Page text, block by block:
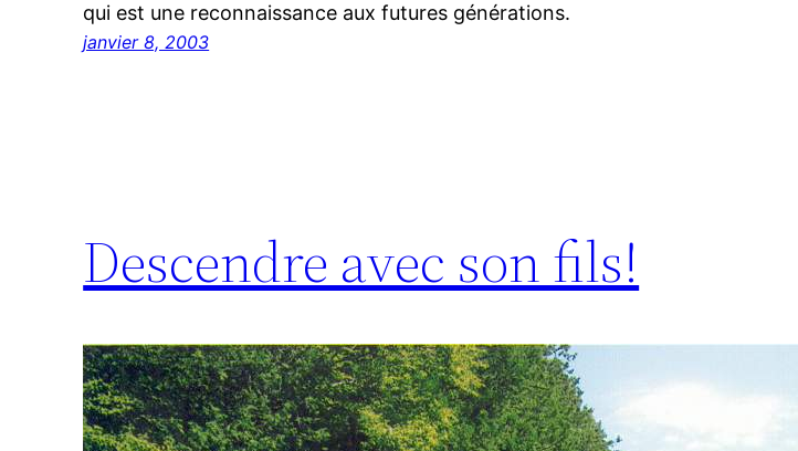
qui est une reconnaissance aux futures générations.
janvier 8, 2003
Descendre avec son fils!